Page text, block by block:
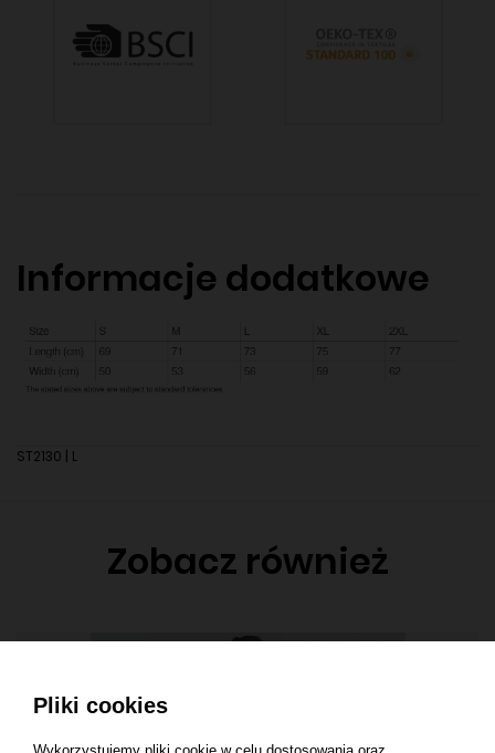
Informacje dodatkowe
ST2130 | L
Zobacz również
Pliki cookies
Wykorzystujemy pliki cookie w celu dostosowania oraz